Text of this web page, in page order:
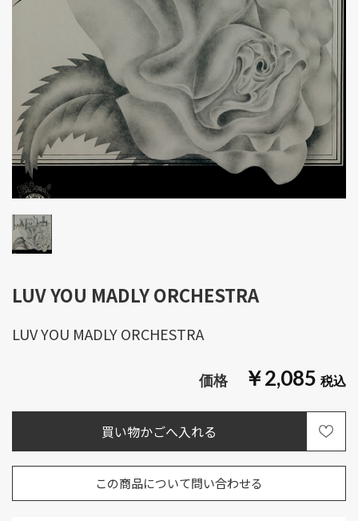
LUV YOU MADLY ORCHESTRA
￥2,085
この商品について問い合わせる
LUV YOU MADLY ORCHESTRA